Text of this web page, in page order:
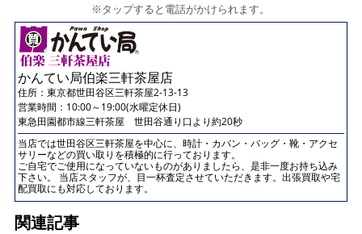
※タップすると電話がかけられます。
かんてい局伯楽三軒茶屋店
住所： 東京都世田谷区三軒茶屋2-13-13
営業時間：10:00～19:00(水曜定休日)
東急田園都市線三軒茶屋 世田谷通り口より約20秒
当店では世田谷区三軒茶屋を中心に、時計・カバン・バッグ・靴・アクセ
サリーなどの買い取りを積極的に行っております。
ご自宅でご使用になっていないものがありましたら、是非一度お持ち込み
下さい。 当店スタッフが、目一杯査定させていただきます。出張買取や宅
配買取にも対応しております。
関連記事